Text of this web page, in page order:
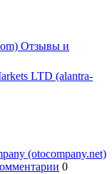
Отзывы и
LTD (alantra-
(otocompany.net)
0